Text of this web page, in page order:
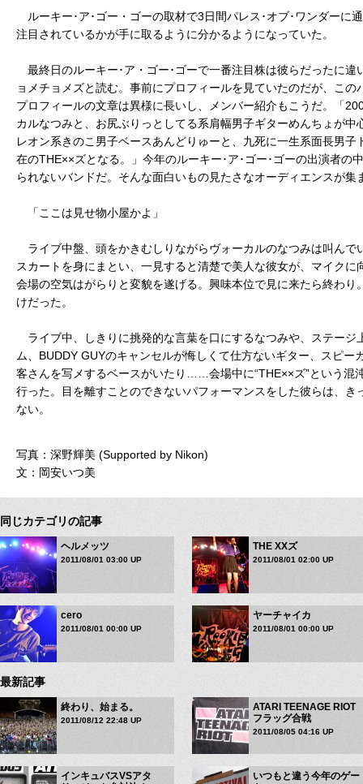
ルーキー･ア･ゴー・ゴーの取材で3日間パレス･オブ･ワンダーに
注目されているかが手に取るように分かるようになっていた。
最終日のルーキー･ア・ゴー･ゴーで一番注目株は彼らだったに違
ョメチョメズと読む。事前にプロフィールを見ていたのだが、こ
プロフィールの文章は異様に長いし、メンバー紹介もこうだ。「
カルなつみと、お尻ぶりっとしてる系肩幅男子ギターめんちょが
レオン系きのこ男子ベースあんどりゅーと、九死に一生系面長男
在のTHE××ズとなる。」今年のルーキー･ア･ゴー･ゴーの出演者の
られないバンドだ。そんな面白いもの見たさなオーディエンスが
「ここは見せ物小屋かよ」
ライブ中盤、頭をかきむしりながらヴォーカルのなつみは叫んで
スカートを身にまとい、一見すると清楚で美人な彼女が、マイク
会場の空気はがらりと変貌を遂げる。興味本位で見に来たら終わり
けだった。
ライブ中、しきりに挑発的な言葉を口にするなつみや、ステージ
ム、BUDDY GUYのキャンセルが悔しくて仕方ないギター、スピー
客さんを写メするベースがいたり……会場中に“THE××ズ”という混
行った。目を離すことのできないパフォーマンスをした彼らは、き
ない。
写真：深野輝美 (Supported by Nikon)
文：岡安いつ美
同じカテゴリの記事
ヘルメッツ
2011/08/01 03:00 UP
THE XXズ
2011/08/01 02:00 UP
cero
2011/08/01 00:00 UP
ヤーチャイカ
2011/08/01 00:00 UP
最新記事
終わり、始まる。
2011/08/12 22:48 UP
ATARI TEENAGE RIOT
フラッグ合戦
2011/08/05 04:16 UP
インキュバスVSアタ
いつもと違う今年のゲー